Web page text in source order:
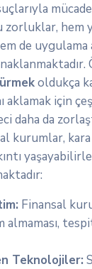
zorluklar, hem
de uygulama
oldukça
aklamak için
daha da
kurumlar,
Finansal
Teknolojiler: